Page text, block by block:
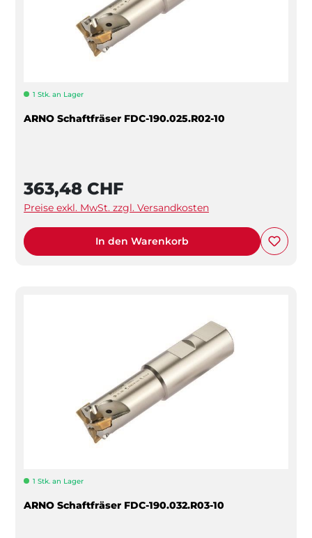
1 Stk. an Lager
ARNO Schaftfräser FDC-190.025.R02-10
363,48 CHF
Preise exkl. MwSt. zzgl. Versandkosten
In den Warenkorb
1 Stk. an Lager
ARNO Schaftfräser FDC-190.032.R03-10